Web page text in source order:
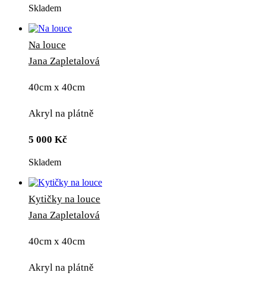
Skladem
Na louce
Jana Zapletalová
40cm x 40cm
Akryl na plátně
5 000 Kč
Skladem
Kytičky na louce
Jana Zapletalová
40cm x 40cm
Akryl na plátně